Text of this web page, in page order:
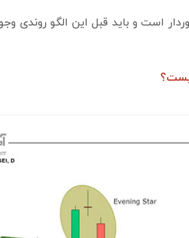
است و باید قبل این الگو روندی